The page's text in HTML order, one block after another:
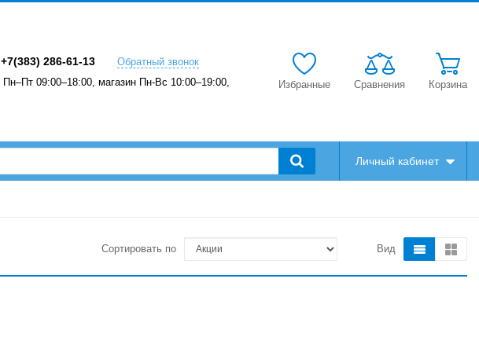
+7(383) 286-61-13
Обратный звонок
Пн–Пт 09:00–18:00, магазин Пн-Вс 10:00–19:00,
Избранные Сравнения Корзина
Личный кабинет
Сортировать по Вид